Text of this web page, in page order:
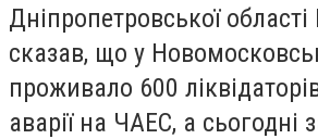
Дніпропетровської області
сказав, що у
проживало 600
аварії на ЧАЕС, а сьогодні